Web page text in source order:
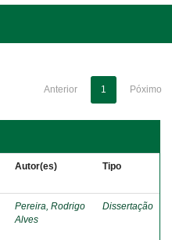
Anterior 1 Póximo
Autor(es) Tipo
Pereira, Rodrigo
Alves
Dissertação